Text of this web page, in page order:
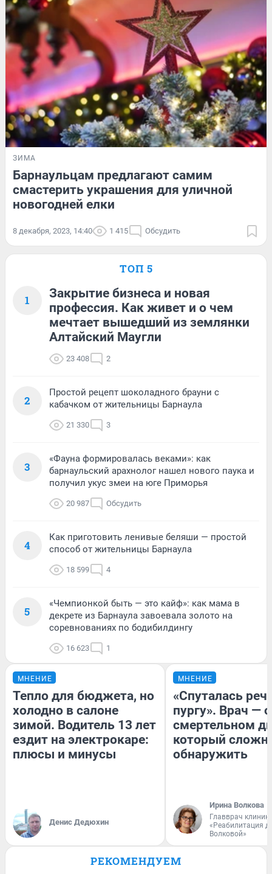
ЗИМА
Барнаульцам предлагают самим
смастерить украшения для уличной
новогодней елки
8 декабря, 2023, 14:40 1 415 Обсудить
ТОП 5
1
Закрытие бизнеса и новая
профессия. Как живет и о чем
мечтает вышедший из землянки
Алтайский Маугли
23 408 2
2
Простой рецепт шоколадного брауни с
кабачком от жительницы Барнаула
21 330 3
3
«Фауна формировалась веками»: как
барнаульский арахнолог нашел нового паука и
получил укус змеи на юге Приморья
20 987 Обсудить
4
Как приготовить ленивые беляши — простой
способ от жительницы Барнаула
18 599 4
5
«Чемпионкой быть — это кайф»: как мама в
декрете из Барнаула завоевала золото на
соревнованиях по бодибилдингу
16 623 1
МНЕНИЕ
Тепло для бюджета, но
холодно в салоне
зимой. Водитель 13 лет
ездит на электрокаре:
плюсы и минусы
Денис Дедюхин
МНЕНИЕ
«Спуталась
пургу». Врач — о
смертельном
который
обнаружить
Ирина Волкова
Главврач
«Реабилитация
Волковой»
РЕКОМЕНДУЕМ